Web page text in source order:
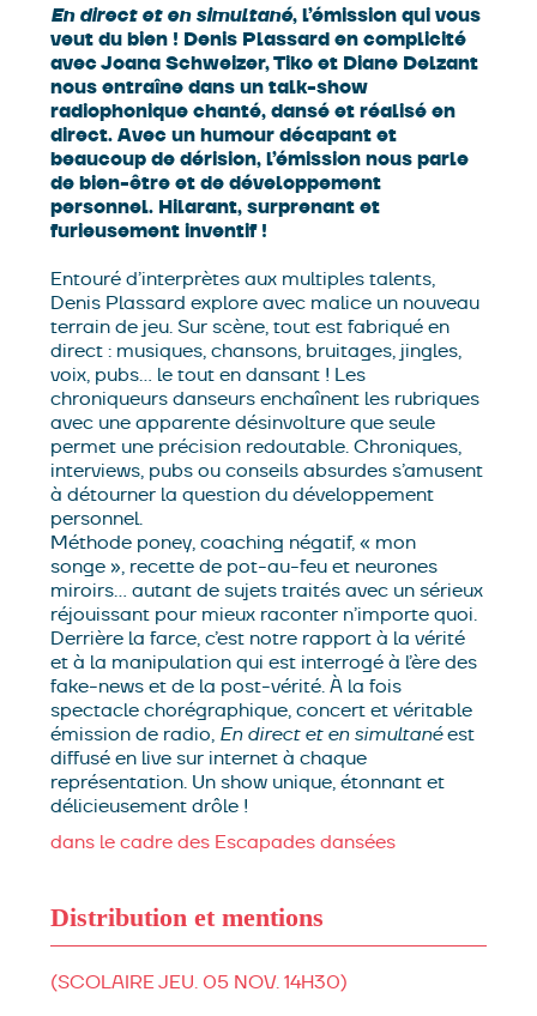
En direct et en simultané, l’émission qui vous
veut du bien ! Denis Plassard en complicité
avec Joana Schweizer, Tiko et Diane Delzant
nous entraîne dans un talk-show
radiophonique chanté, dansé et réalisé en
direct. Avec un humour décapant et
beaucoup de dérision, l’émission nous parle
de bien-être et de développement
personnel. Hilarant, surprenant et
furieusement inventif !
Entouré d’interprètes aux multiples talents,
Denis Plassard explore avec malice un nouveau
terrain de jeu. Sur scène, tout est fabriqué en
direct : musiques, chansons, bruitages, jingles,
voix, pubs… le tout en dansant ! Les
chroniqueurs danseurs enchaînent les rubriques
avec une apparente désinvolture que seule
permet une précision redoutable. Chroniques,
interviews, pubs ou conseils absurdes s’amusent
à détourner la question du développement
personnel.
Méthode poney, coaching négatif, « mon
songe », recette de pot-au-feu et neurones
miroirs… autant de sujets traités avec un sérieux
réjouissant pour mieux raconter n’importe quoi.
Derrière la farce, c’est notre rapport à la vérité
et à la manipulation qui est interrogé à l’ère des
fake-news et de la post-vérité. À la fois
spectacle chorégraphique, concert et véritable
émission de radio, En direct et en simultanéest
diffusé en live sur internet à chaque
représentation. Un show unique, étonnant et
délicieusement drôle !
dans le cadre des Escapades dansées
Distribution et mentions
Denis Plassardavec la complicité de
(SCOLAIRE JEU. 05 NOV. 14H30)